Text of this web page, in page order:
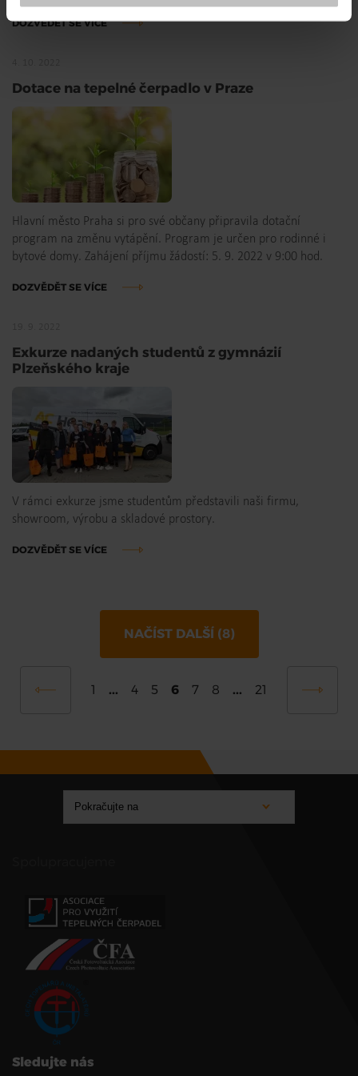
DOZVĚDĚT SE VÍCE
Dotace na tepelné čerpadlo v Praze
Hlavní město Praha si pro své občany připravila dotační
program na změnu vytápění. Program je určen pro rodinné i
bytové domy. Zahájení příjmu žádostí: 5. 9. 2022 v 9:00 hod.
DOZVĚDĚT SE VÍCE
Exkurze nadaných studentů z gymnázií
Plzeňského kraje
V rámci exkurze jsme studentům představili naši firmu,
showroom, výrobu a skladové prostory.
DOZVĚDĚT SE VÍCE
NAČÍST DALŠÍ (8)
1 ... 4 5 6 7 8 ... 21
Sledujte nás